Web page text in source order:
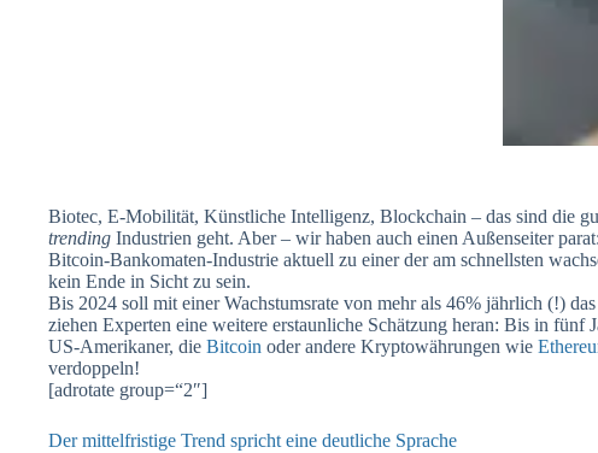
Biotec, E-Mobilität, Künstliche Intelligenz, Blockchain – das sind die
trending Industrien geht. Aber – wir haben auch einen Außenseiter
Bitcoin-Bankomaten-Industrie aktuell zu einer der am schnellsten
kein Ende in Sicht zu sein.
Bis 2024 soll mit einer Wachstumsrate von mehr als 46% jährlich (!)
ziehen Experten eine weitere erstaunliche Schätzung heran: Bis in fünf
US-Amerikaner, die Bitcoin oder andere Kryptowährungen wie
verdoppeln!
[adrotate group=“2″]
Der mittelfristige Trend spricht eine deutliche Sprache